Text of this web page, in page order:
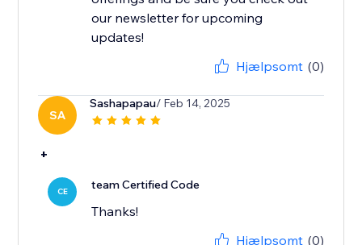
our newsletter for upcoming
updates!
Hjælpsomt (0)
SA
Sashapapau/ Feb 14, 2025
+
CE team Certified Code
Thanks!
Hjælpsomt (0)